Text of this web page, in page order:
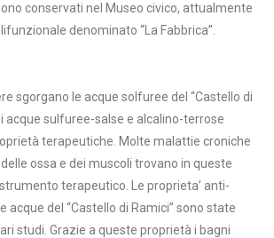
conservati nel Museo civico, attualmente
denominato “La Fabbrica”.
sgorgano le acque solfuree del “Castello di
acque sulfuree-salse e alcalino-terrose
terapeutiche. Molte malattie croniche
ossa e dei muscoli trovano in queste
terapeutico. Le proprieta’ anti-
acque del “Castello di Ramici” sono state
studi. Grazie a queste proprietà i bagni